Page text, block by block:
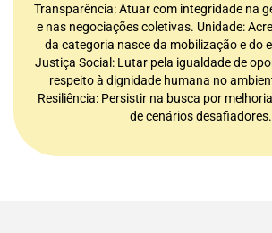
Transparência: Atuar com integridade na
e nas negociações coletivas. Unidade:
da categoria nasce da mobilização e do
Justiça Social: Lutar pela igualdade de
respeito à dignidade humana no
Resiliência: Persistir na busca por
de cenários desafiadores.